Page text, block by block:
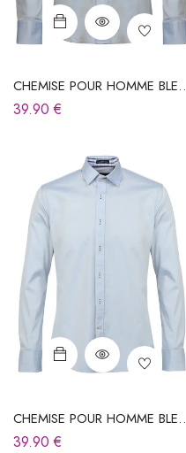
CHEMISE POUR HOMME BLEU
CIEL
39.90€
CHEMISE POUR HOMME BLEU
CIEL
39.90€